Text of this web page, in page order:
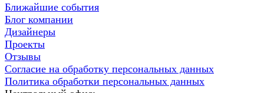
Ближайшие события
Блог компании
Дизайнеры
Проекты
Отзывы
Согласие на обработку персональных данных
Политика обработки персональных данных